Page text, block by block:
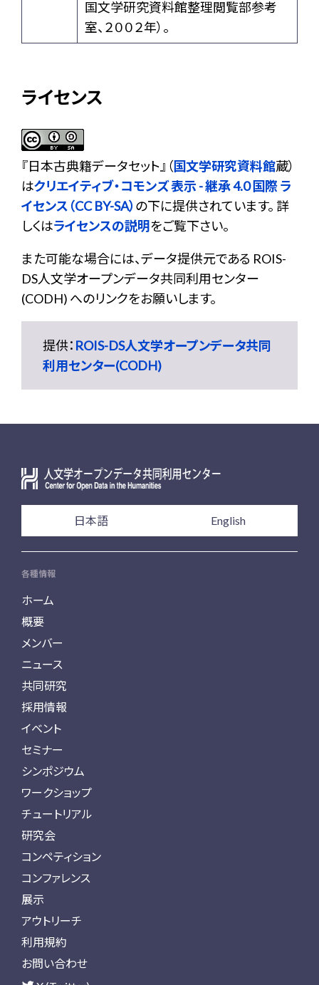
国文学研究資料館整理閲覧部参考
室、２００２年）。
ライセンス
『日本古典籍データセット 』（国文学研究資料館蔵）
はクリエイティブ・コモンズ 表示 - 継承 4.0 国際 ラ
イセンス（CC BY-SA） の下に提供されています。 詳
しくはライセンスの説明をご覧下さい。
また可能な場合には、データ提供元である ROIS-
DS人文学オープンデータ共同利用センター
(CODH) へのリンクをお願いします。
提供： ROIS-DS人文学オープンデータ共同
利用センター(CODH)
日本語 English
各種情報
ホーム
概要
メンバー
ニュース
共同研究
採用情報
イベント
セミナー
シンポジウム
ワークショップ
チュートリアル
研究会
コンペティション
コンファレンス
展示
アウトリーチ
利用規約
お問い合わせ